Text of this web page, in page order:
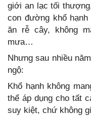
giới an lạc tối
con đường khổ
ăn rễ cây, không
mưa…
Nhưng sau nhiều
ngộ:
Khổ hạnh không
thể áp dụng cho tất
suy kiệt, chứ không